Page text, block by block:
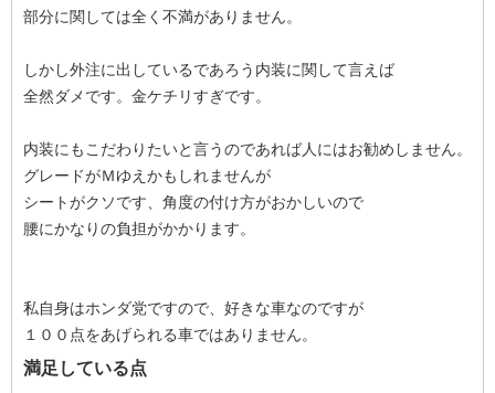
部分に関しては全く不満がありません。
しかし外注に出しているであろう内装に関して言えば
全然ダメです。金ケチリすぎです。
内装にもこだわりたいと言うのであれば人にはお勧めしません。
グレードがＭゆえかもしれませんが
シートがクソです、角度の付け方がおかしいので
腰にかなりの負担がかかります。
私自身はホンダ党ですので、好きな車なのですが
１００点をあげられる車ではありません。
満足している点